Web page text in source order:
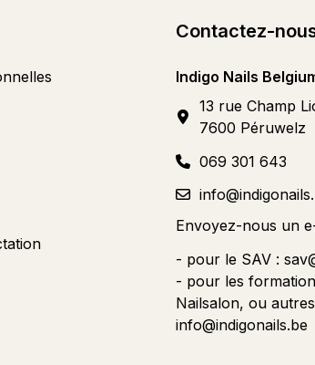
Contactez-
Indigo Nails
13 rue Champ
7600 Péruwelz
069 301 643
Envoyez-nous un
- pour le SAV :
- pour les
Nailsalon, ou
info@indigonails.be